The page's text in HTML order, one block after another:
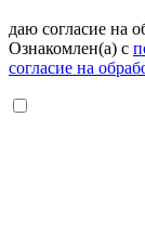
даю согласие на
Ознакомлен(а) с
согласие на